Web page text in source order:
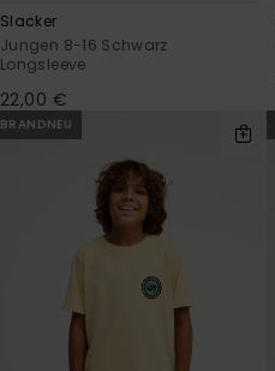
Slacker
Jungen 8-16 Schwarz
Longsleeve
22,00 €
BRANDNEU